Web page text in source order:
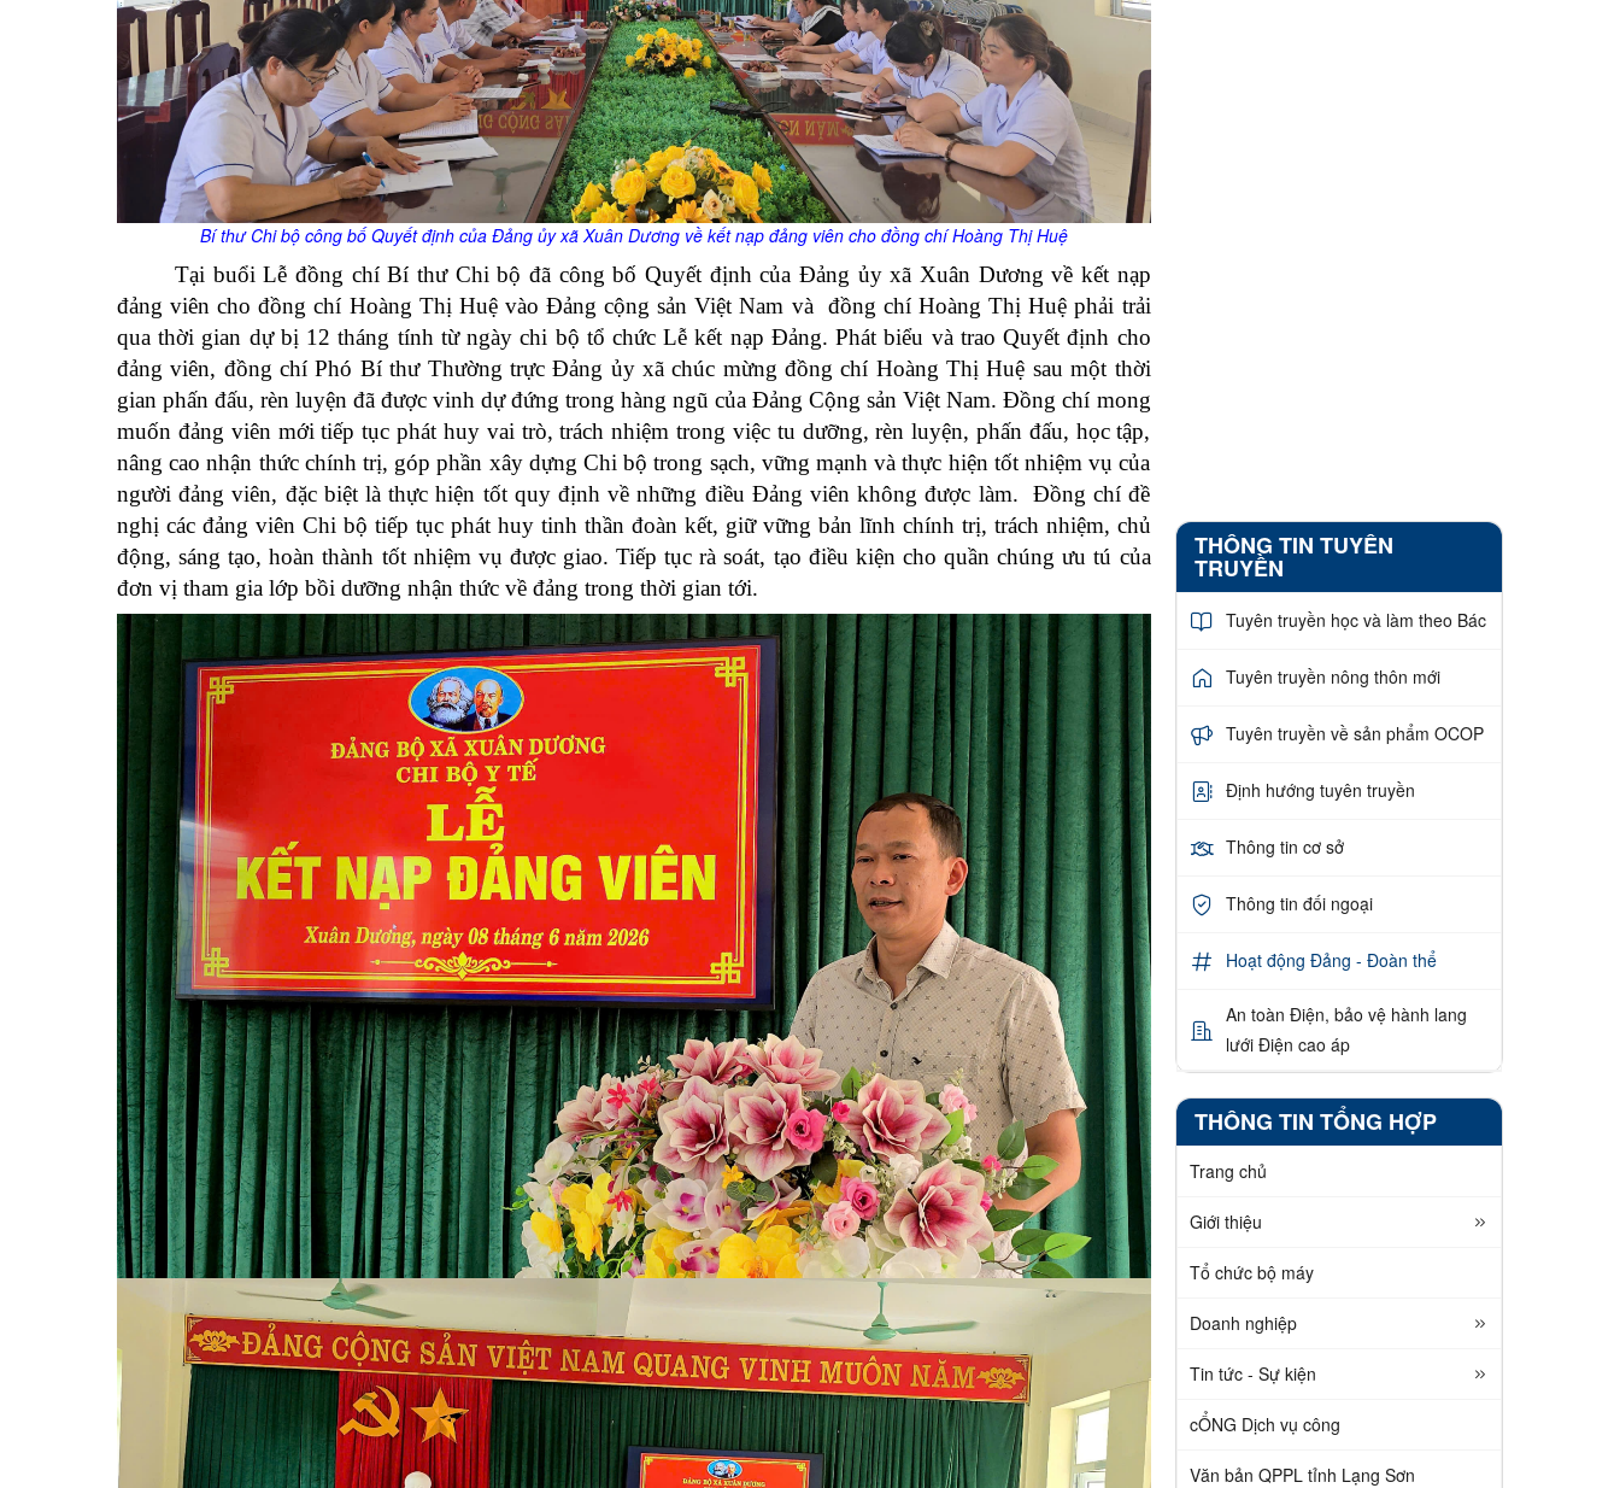
Bí thư Chi bộ công bố Quyết định của Đảng ủyxã Xuân Dương về kết nạp đảng viên cho đồng chí Hoàng Thị Huệ
Tại buổi Lễ đồng chí Bí thư Chi bộ đã công bố Quyết định của Đảng ủy xã Xuân Dương về kết nạp
đảng viên cho đồng chí Hoàng Thị Huệ vào Đảng cộng sản Việt Nam và đồng chí Hoàng Thị Huệ phải trải
qua thời gian dự bị 12 tháng tính từ ngày chi bộ tổ chức Lễ kết nạp Đảng. Phát biểu và trao Quyết định cho
đảng viên, đồng chí Phó Bí thư Thường trực Đảng ủy xãchúc mừng đồng chí Hoàng Thị Huệ sau một thời
gian phấn đấu, rèn luyện đã được vinh dự đứng trong hàng ngũ của Đảng Cộng sản Việt Nam. Đồng chí mong
muốn đảng viên mới tiếp tục phát huy vai trò, trách nhiệm trong việc tu dưỡng, rèn luyện, phấn đấu, học tập,
nâng cao nhận thức chính trị, góp phần xây dựng Chi bộ trong sạch, vững mạnh và thực hiện tốt nhiệm vụ của
người đảng viên, đặc biệt là thực hiện tốt quy định về những điều Đảng viên không được làm. Đồng chí đề
nghị các đảng viên Chi bộ tiếp tục phát huy tinh thần đoàn kết, giữ vững bản lĩnh chính trị, trách nhiệm, chủ
động, sáng tạo, hoàn thành tốt nhiệm vụ được giao. Tiếp tục rà soát, tạo điều kiện cho quần chúng ưu tú của
đơn vị tham gia lớp bồi dưỡng nhận thức về đảng trong thời gian tới.
THÔNG TIN TUYÊN
TRUYỀN
Tuyên truyền học và làm theo Bác
Tuyên truyền nông thôn mới
Tuyên truyền về sản phẩm OCOP
Định hướng tuyên truyền
Thông tin cơ sở
Thông tin đối ngoại
Hoạt động Đảng - Đoàn thể
An toàn Điện, bảo vệ hành lang
lưới Điện cao áp
THÔNG TIN TỔNG HỢP
Trang chủ
Giới thiệu
Tổ chức bộ máy
Doanh nghiệp
Tin tức - Sự kiện
cỔNG Dịch vụ công
Văn bản QPPL tỉnh Lạng Sơn